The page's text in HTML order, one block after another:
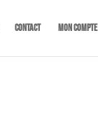
Contact Mon compte